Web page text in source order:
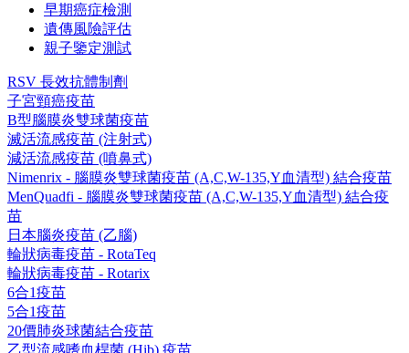
早期癌症檢測
遺傳風險評估
親子鑒定測試
RSV 長效抗體制劑
子宮頸癌疫苗
B型腦膜炎雙球菌疫苗
滅活流感疫苗 (注射式)
減活流感疫苗 (噴鼻式)
Nimenrix - 腦膜炎雙球菌疫苗 (A,C,W-135,Y血清型) 結合疫苗
MenQuadfi - 腦膜炎雙球菌疫苗 (A,C,W-135,Y血清型) 結合疫
苗
日本腦炎疫苗 (乙腦)
輪狀病毒疫苗 - RotaTeq
輪狀病毒疫苗 - Rotarix
6合1疫苗
5合1疫苗
20價肺炎球菌結合疫苗
乙型流感嗜血桿菌 (Hib) 疫苗